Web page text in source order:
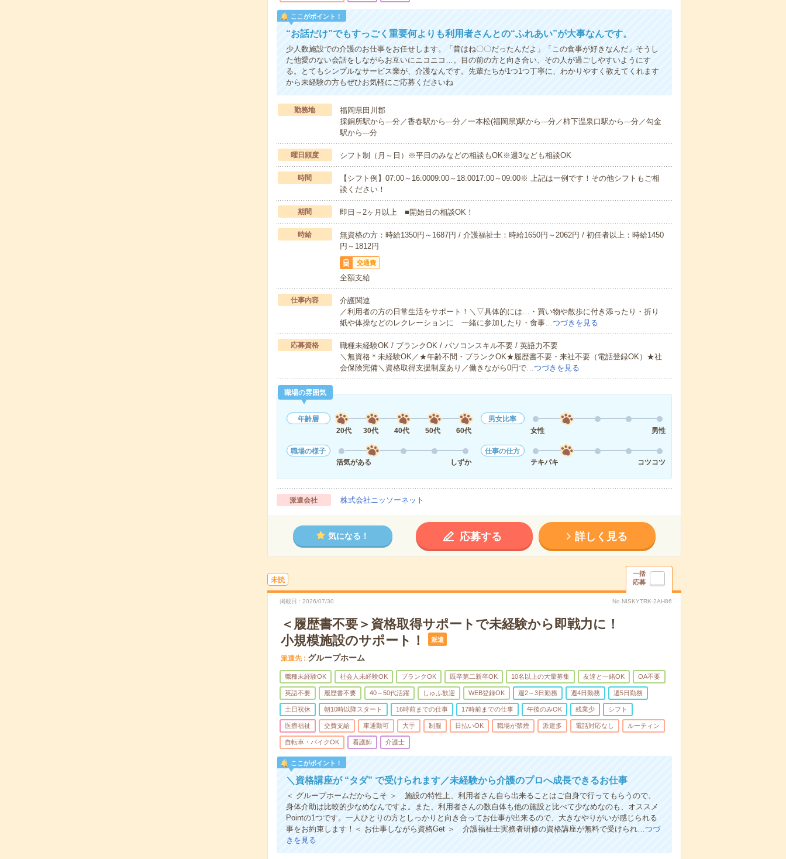
ここがポイント！
“お話だけ”でもすっごく重要何よりも利用者さんとの“ふれあい”が大事なんです。
少人数施設での介護のお仕事をお任せします。「昔はね〇〇だったんだよ」「この食事が好きなんだ」そうし
た他愛のない会話をしながらお互いにニコニコ…。目の前の方と向き合い、その人が過ごしやすいようにす
る。とてもシンプルなサービス業が、介護なんです。先輩たちが1つ1つ丁寧に、わかりやすく教えてくれます
から未経験の方もぜひお気軽にご応募くださいね
勤務地
福岡県田川郡
採銅所駅から---分／香春駅から---分／一本松(福岡県)駅から---分／柿下温泉口駅から---分／勾金
駅から---分
曜日頻度 シフト制（月～日）※平日のみなどの相談もOK※週3なども相談OK
時間
【シフト例】07:00～16:0009:00～18:0017:00～09:00※ 上記は一例です！その他シフトもご相
談ください！
期間 即日～2ヶ月以上 ■開始日の相談OK！
時給
無資格の方：時給1350円～1687円 / 介護福祉士：時給1650円～2062円 / 初任者以上：時給1450
円～1812円
交通費
全額支給
仕事内容
介護関連
／利用者の方の日常生活をサポート！＼▽具体的には…・買い物や散歩に付き添ったり・折り
紙や体操などのレクレーションに 一緒に参加したり・食事…つづきを見る
応募資格
職種未経験OK / ブランクOK / パソコンスキル不要 / 英語力不要
＼無資格＊未経験OK／★年齢不問・ブランクOK★履歴書不要・来社不要（電話登録OK）★社
会保険完備＼資格取得支援制度あり／働きながら0円で…つづきを見る
職場の雰囲気
年齢層
20代
30代 40代 50代 60代
男女比率
女性
男性
職場の様子
活気がある
しずか
仕事の仕方
テキパキ
コツコツ
派遣会社 株式会社ニッソーネット
気になる！ 応募する 詳しく見る
未読
一括
応募
掲載日 2026/07/30 No.NISKYTRK-2AH86
＜履歴書不要＞資格取得サポートで未経験から即戦力に！
小規模施設のサポート！
派遣
派遣先 グループホーム
職種未経験OK 社会人未経験OK ブランクOK 既卒第二新卒OK 10名以上の大量募集 友達と一緒OK OA不要
英語不要 履歴書不要 40～50代活躍 しゅふ歓迎 WEB登録OK 週2～3日勤務 週4日勤務 週5日勤務
土日祝休 朝10時以降スタート 16時前までの仕事 17時前までの仕事 午後のみOK 残業少 シフト
医療福祉 交費支給 車通勤可 大手 制服 日払いOK 職場が禁煙 派遣多 電話対応なし ルーティン
自転車・バイクOK 看護師 介護士
ここがポイント！
＼資格講座が “タダ” で受けられます／未経験から介護のプロへ成長できるお仕事
＜ グループホームだからこそ ＞ 施設の特性上、利用者さん自ら出来ることはご自身で行ってもらうので、
身体介助は比較的少なめなんですよ。また、利用者さんの数自体も他の施設と比べて少なめなのも、オススメ
Pointの1つです。一人ひとりの方としっかりと向き合ってお仕事が出来るので、大きなやりがいが感じられる
事をお約束します！＜ お仕事しながら資格Get ＞ 介護福祉士実務者研修の資格講座が無料で受けられ…つづ
きを見る